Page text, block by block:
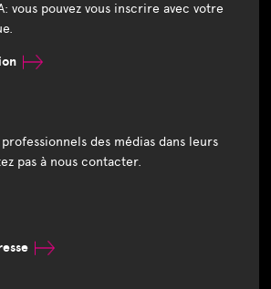
vous pouvez vous inscrire avec votre
des médias dans leurs
pas à nous contacter.